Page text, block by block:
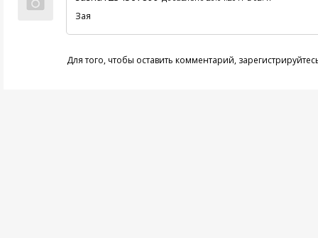
Зая
Для того, чтобы оставить комментарий,